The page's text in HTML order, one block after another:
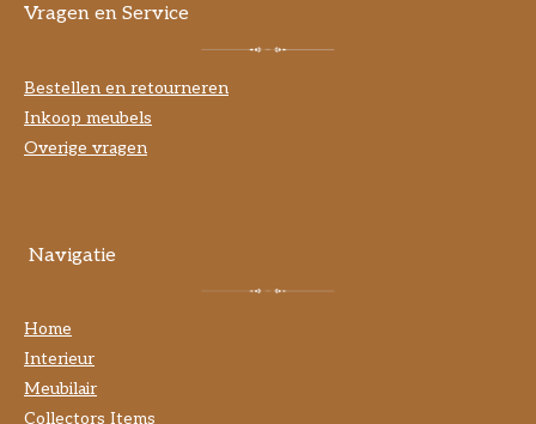
Vragen en Service
Bestellen en retourneren
Inkoop meubels
Overige vragen
Navigatie
Home
Interieur
Meubilair
Collectors Items